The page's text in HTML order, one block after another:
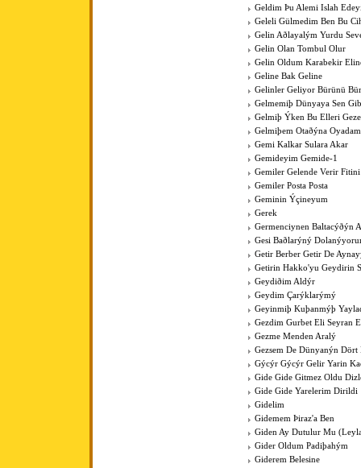
Geldim Þu Alemi Islah
Geleli Gülmedim Ben Bu
Gelin Aðlayalým Yurdu
Gelin Olan Tombul Olur
Gelin Oldum Karabekir
Geline Bak Geline
Gelinler Geliyor Bürünü
Gelmemiþ Dünyaya Sen
Gelmiþ Ýken Bu Elleri
Gelmiþem Otaðýna
Gemi Kalkar Sulara Akar
Gemideyim Gemide-1
Gemiler Gelende Verir Fitini
Gemiler Posta Posta
Geminin Ýçineyum
Gerek
Germenciynen Baltacýðýn
Gesi Baðlarýný
Getir Berber Getir De
Getirin Hakko'yu Geydirin
Geydiðim Aldýr
Geydim Çarýklarýmý
Geyinmiþ Kuþanmýþ
Gezdim Gurbet Eli Seyran
Gezme Menden Aralý
Gezsem De Dünyanýn Dört
Gýcýr Gýcýr Gelir Yarin
Gide Gide Gitmez Oldu
Gide Gide Yarelerim Dirildi
Gidelim
Gidemem Þiraz'a Ben
Giden Ay Dutulur Mu
Gider Oldum Padiþahým
Giderem Belesine